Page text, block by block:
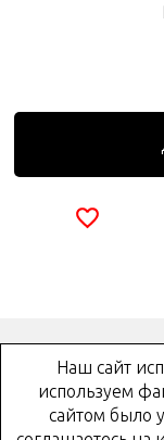
Как купить?
Наш сайт
используем
сайтом было